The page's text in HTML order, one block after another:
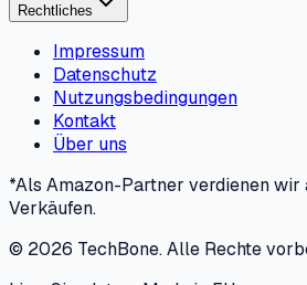
Rechtliches
Impressum
Datenschutz
Nutzungsbedingungen
Kontakt
Über uns
*Als Amazon-Partner verdienen wir
Verkäufen.
© 2026 TechBone.Alle Rechte